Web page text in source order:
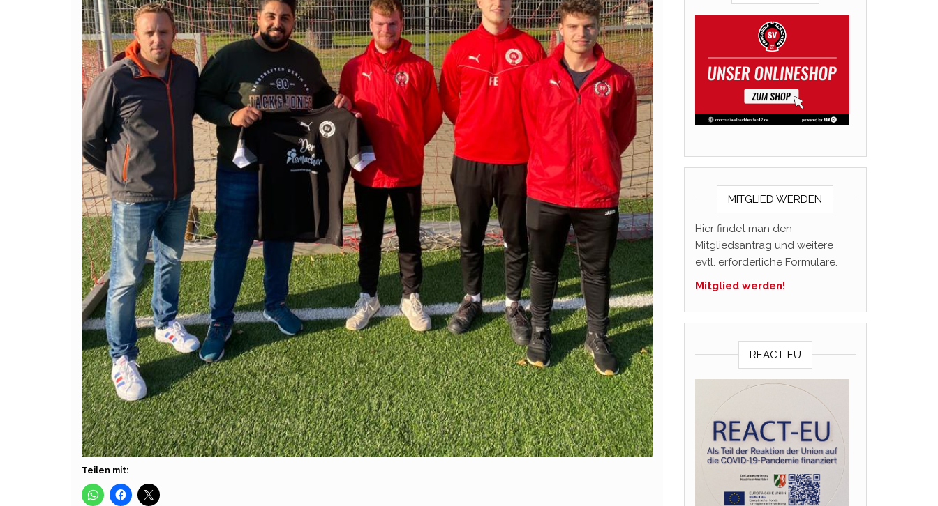
Teilen mit:
MITGLIED WERDEN
Hier findet man den
Mitgliedsantrag und weitere
evtl. erforderliche Formulare.
Mitglied werden!
REACT-EU